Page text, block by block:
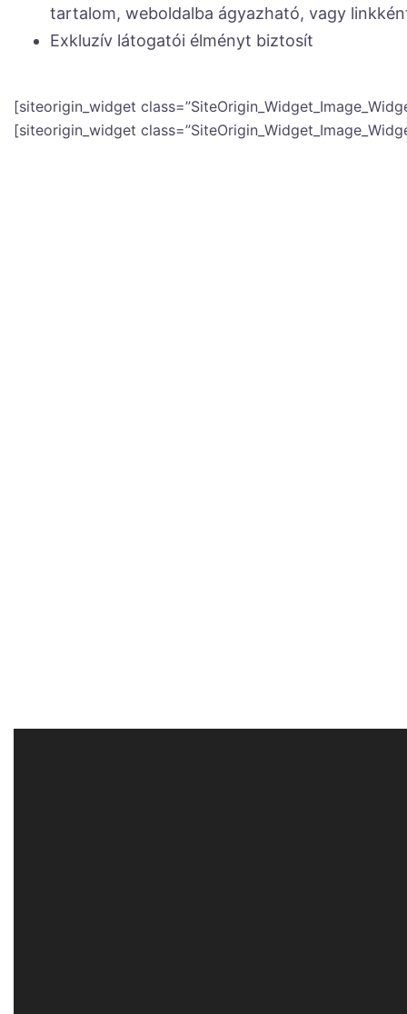
tartalom, weboldalba ágyazható, vagy
Exkluzív látogatói élményt biztosít
[siteorigin_widget
[siteorigin_widget